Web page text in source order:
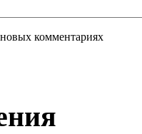
комментариях